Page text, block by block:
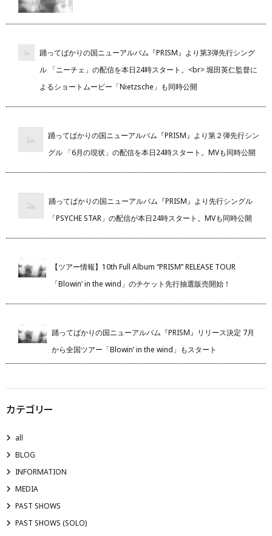
踊ってばかりの国ニューアルバム『PRISM』より第3弾先行シング
ル 「ニーチェ」の配信を本日24時スタート。<br> 堀田英仁監督に
よるショートムービー「Nietzsche」も同時公開
踊ってばかりの国ニューアルバム『PRISM』より第２弾先行シン
グル 「6月の現状」の配信を本日24時スタート。MVも同時公開
踊ってばかりの国ニューアルバム『PRISM』より先行シングル
「PSYCHE STAR」の配信が本日24時スタート。MVも同時公開
【ツアー情報】10th Full Album “PRISM” RELEASE TOUR
「Blowin’ in the wind」のチケット先行抽選販売開始！
踊ってばかりの国ニューアルバム『PRISM』リリース決定 7月
から全国ツアー「Blowin’ in the wind」もスタート
カテゴリー
all
BLOG
INFORMATION
MEDIA
PAST SHOWS
PAST SHOWS (SOLO)